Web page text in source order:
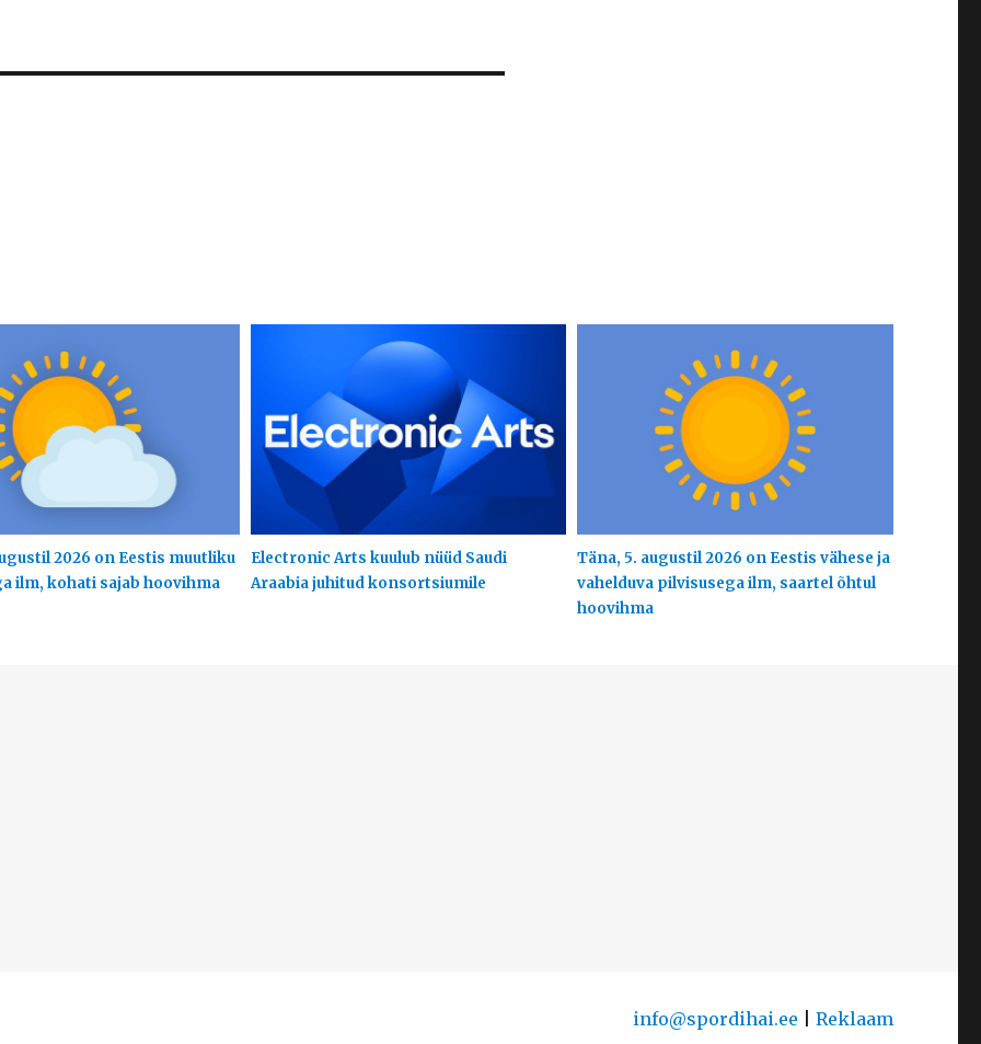
2026 on Eestis muutliku
ilm, kohati sajab hoovihma
Electronic Arts kuulub nüüd Saudi
Araabia juhitud konsortsiumile
Täna, 5. augustil 2026 on Eestis vähese ja
vahelduva pilvisusega ilm, saartel õhtul
hoovihma
info@spordihai.ee Reklaam